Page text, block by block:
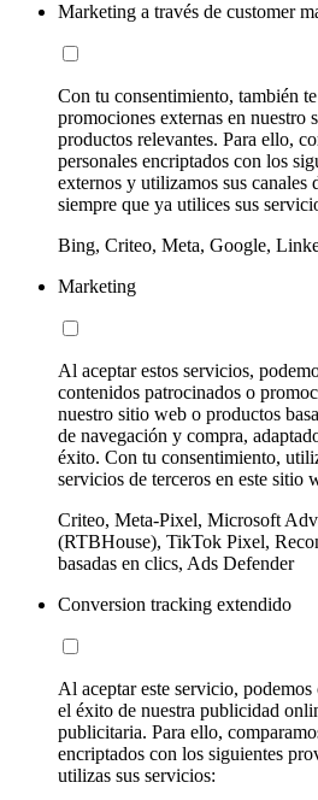
Marketing a través de customer
Con tu consentimiento, también
promociones externas en nuestro
productos relevantes. Para ello,
personales encriptados con los
externos y utilizamos sus canales
siempre que ya utilices sus
Bing, Criteo, Meta, Google,
Marketing
Al aceptar estos servicios,
contenidos patrocinados o
nuestro sitio web o productos
de navegación y compra,
éxito. Con tu consentimiento,
servicios de terceros en este sitio
Criteo, Meta-Pixel, Microsoft
(RTBHouse), TikTok Pixel,
basadas en clics, Ads Defender
Conversion tracking extendido
Al aceptar este servicio,
el éxito de nuestra publicidad
publicitaria. Para ello,
encriptados con los siguientes
utilizas sus servicios: